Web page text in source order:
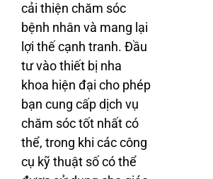
cải thiện chăm sóc
bệnh nhân và mang lại
lợi thế cạnh tranh. Đầu
tư vào thiết bị nha
khoa hiện đại cho phép
bạn cung cấp dịch vụ
chăm sóc tốt nhất có
thể, trong khi các công
cụ kỹ thuật số có thể